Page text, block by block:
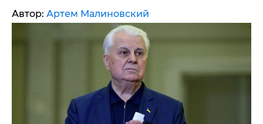
Автор: Артем Малиновский